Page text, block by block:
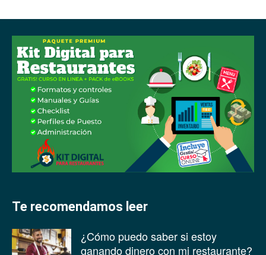
Te recomendamos leer
¿Cómo puedo saber si estoy
ganando dinero con mi restaurante?